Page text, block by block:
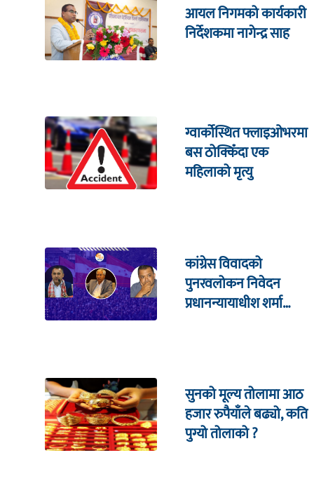
आयल निगमको कार्यकारी
निर्देशकमा नागेन्द्र साह
ग्वार्कोस्थित फ्लाइओभरमा
बस ठोक्किँदा एक
महिलाको मृत्यु
कांग्रेस विवादको
पुनरवलोकन निवेदन
प्रधानन्यायाधीश शर्मा
सुनको मूल्य तोलामा आठ
हजार रुपैयाँले बढ्यो, कति
पुग्यो तोलाको ?